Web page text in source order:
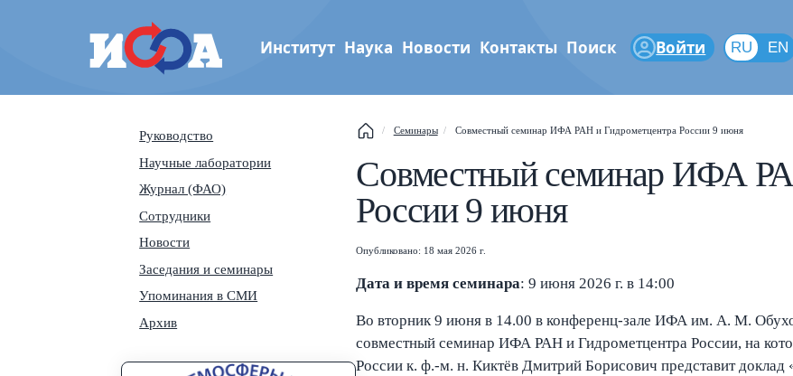
Институт физики атмосферы
Институт Наука Новости Контакты Поиск Войти RU EN
RU
Руководство
Научные лаборатории
Журнал (ФАО)
Сотрудники
Новости
Заседания и семинары
Упоминания в СМИ
Архив
Семинары Совместный семинар ИФА РАН и Гидрометцентра России 9 июня
Совместный семинар ИФА
России 9 июня
Опубликовано: 18 мая 2026 г.
Дата и время семинара: 9 июня 2026 г. в 14:00
Во вторник 9 июня в 14.00 в конференц-зале ИФА им. А. М.
совместный семинар ИФА РАН и Гидрометцентра России, на
России к. ф.-м. н. Киктёв Дмитрий Борисович представит доклад
/